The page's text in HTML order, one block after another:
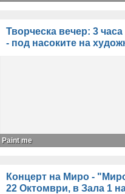
Творческа вечер: 3
- под насоките на
Paint me
Концерт на Миро -
22 Октомври, в Зала 1